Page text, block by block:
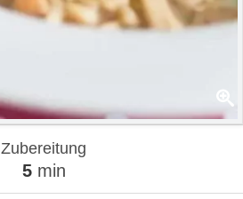
Zubereitung
5min